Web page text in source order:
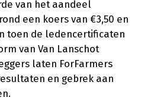
van het aandeel
een koers van €3,50 en
toen de ledencertificaten
van Van Lanschot
laten ForFarmers
en gebrek aan